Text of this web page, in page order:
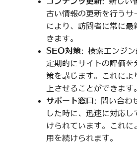
古い情報の更新を行うサ
により、訪問者に常に最
きます。
SEO対策: 検索エンジン
定期的にサイトの評価を
策を講じます。これによ
上させることができます。
サポート窓口 : 問い合わ
した時に、迅速に対応し
けられています。これに
用を続けられます。